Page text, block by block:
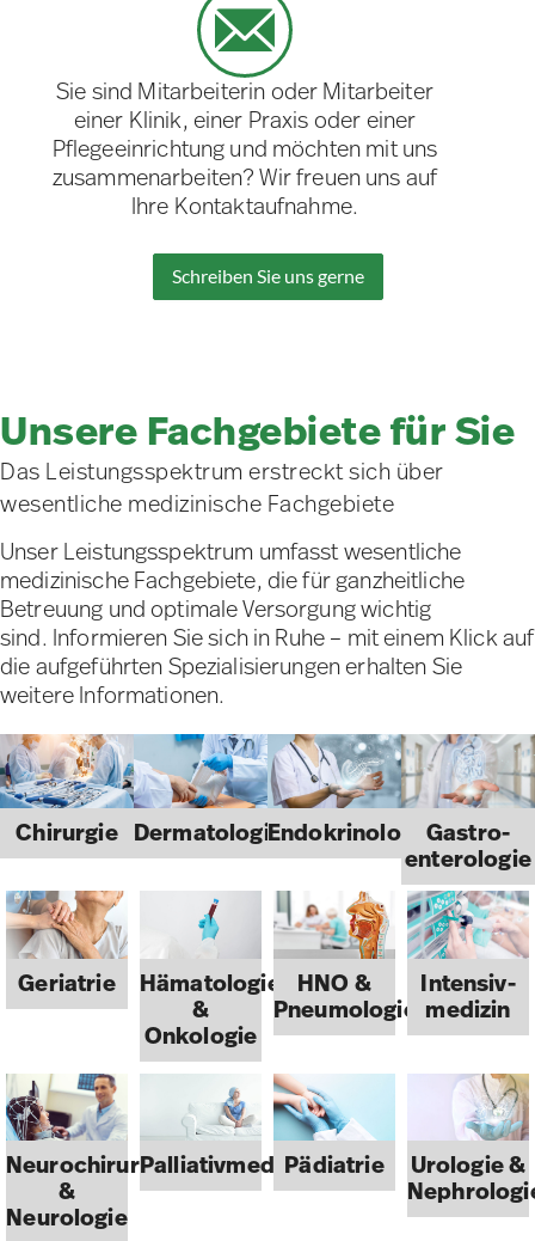
Sie sind Mitarbeiterin oder Mitarbeiter
einer Klinik, einer Praxis oder einer
Pflegeeinrichtung und möchten mit uns
zusammenarbeiten? Wir freuen uns auf
Ihre Kontaktaufnahme.
Schreiben Sie uns gerne
Unsere Fachgebiete für Sie
Das Leistungsspektrum erstreckt sich über
wesentliche medizinische Fachgebiete
Unser Leistungsspektrum umfasst wesentliche
medizinische Fachgebiete, die für ganzheitliche
Betreuung und optimale Versorgung wichtig
sind. Informieren Sie sich in Ruhe – mit einem Klick auf
die aufgeführten Spezialisierungen erhalten Sie
weitere Informationen.
Chirurgie DermatologieEndokrinologieGastro­
entero­logie
Geriatrie
Hämatologie
&
Onkologie
HNO &
Pneumologie
Intensiv­
medizin
Neurochirurgie
&
Neurologie
PalliativmedizinPädiatrie
Urologie &